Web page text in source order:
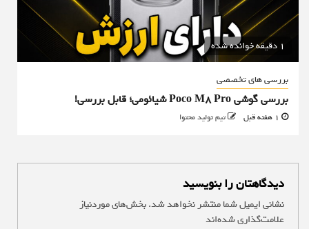
1 دقیقه خوانده شده
بررسی های تخصصی
بررسی گوشی Poco M8 Pro شیائومی؛ قابل بررسی!
تیم تولید محتوا
دیدگاهتان را بنویسید
نشانی ایمیل شما منتشر نخواهد شد.بخش‌های موردنیاز
علامت‌گذاری شده‌اند